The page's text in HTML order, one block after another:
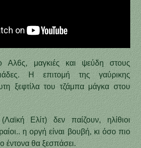
μαγκιές και ψεύδη στους
Η επιτομή της γαύρικης
ξεφτίλα του τζάμπα μάγκα στου
Ελίτ) δεν παίζουν, ηλίθιοι
η οργή είναι βουβή, κι όσο πιο
έντονα θα ξεσπάσει.